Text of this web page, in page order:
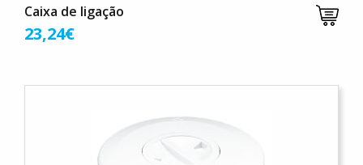
Caixa de ligação
23,24€